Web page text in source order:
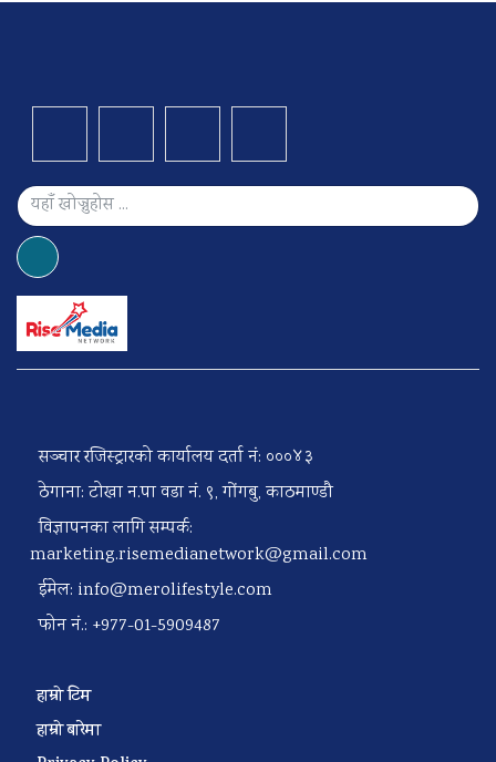
सञ्चार रजिस्ट्रारको कार्यालय दर्ता नं: ०००४३
ठेगाना: टोखा न.पा वडा नं. ९, गोंगबु, काठमाण्डौ
विज्ञापनका लागि सम्पर्क:
marketing.risemedianetwork@gmail.com
ईमेल: info@merolifestyle.com
फोन नं.: +977-01-5909487
हाम्रो टिम
हाम्रो बारेमा